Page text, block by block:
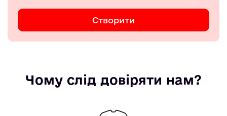
Створити
Чому слід довіряти нам?